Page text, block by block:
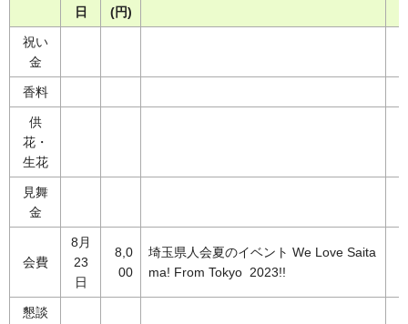
日
(円)
祝い
金
香料
供
花・
生花
見舞
金
会費
8月
23
日
8,0
00
埼玉県人会夏のイベント We Love Saita
ma! From Tokyo 2023!!
懇談